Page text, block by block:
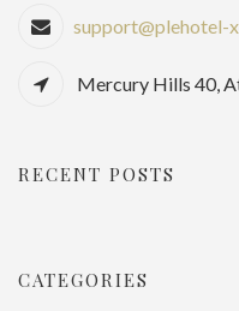
support@plehotel-
Mercury Hills 40,
RECENT POSTS
CATEGORIES